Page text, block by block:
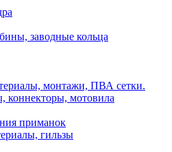
заводные кольца
монтажи, ПВА сетки.
коннекторы, мотовила
приманок
гильзы